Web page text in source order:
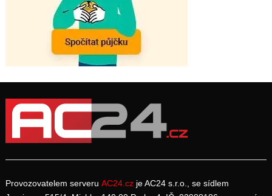
Provozovatelem serveru AC24.cz je AC24 s.r.o., se sídlem